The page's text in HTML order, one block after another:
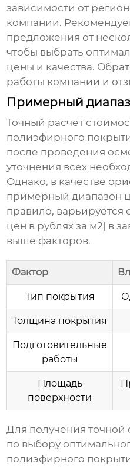
зависимости от
компании.
предложения от
чтобы выбрать
цены и качества.
работы компании и
Примерный
Точный расчет
полиэфирного
после проведения
уточнения всех
Однако, в качестве
примерный диапазон
правило, варьируется
цен в рублях за м2] в
выше факторов.
Фактор
Тип покрытия
Толщина покрытия
Подготовительные
работы
Площадь
поверхности
Для получения точной
по выбору
полиэфирного